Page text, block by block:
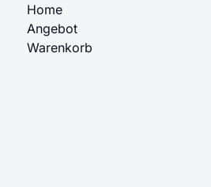
Home
Angebot
Warenkorb